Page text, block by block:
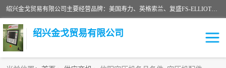
绍兴金戈贸易有限公司主要经营品牌：美国寿力、英格索兰、复盛FS-ELLIOTT，库伯COOPER、阿特拉斯等品牌空压机及配件销售；承接全厂空气压缩机管理、维护保养；节能改造；气体干燥机销售、维护、维修、保养。销售各种品牌空压机空气滤芯、油滤芯、油气分离器；精密过滤器滤芯；除油雾滤芯；抽真空滤芯，消音器，疏水器。劳务承接：全厂空压机维修保养工程，安装工程；移机或汰换工程；节能改造工程等。
绍兴金戈贸易有限公司